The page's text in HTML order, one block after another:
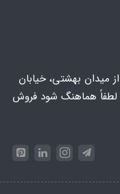
میدان بهشتی، خیابان
لطفاً هماهنگ شود فروش